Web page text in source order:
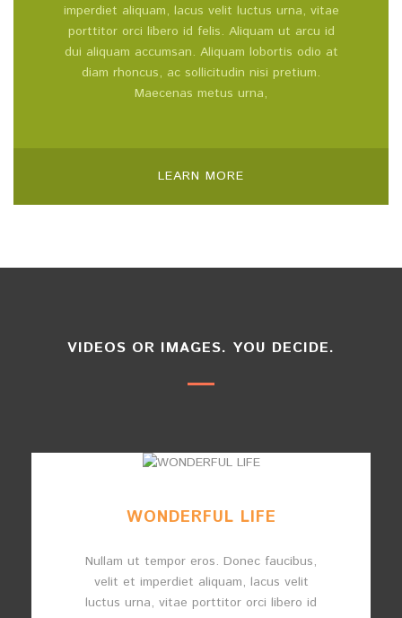
imperdiet aliquam, lacus velit luctus urna, vitae
porttitor orci libero id felis. Aliquam ut arcu id
dui aliquam accumsan. Aliquam lobortis odio at
diam rhoncus, ac sollicitudin nisi pretium.
Maecenas metus urna,
LEARN MORE
VIDEOS OR IMAGES. YOU DECIDE.
WONDERFUL LIFE
Nullam ut tempor eros. Donec faucibus,
velit et imperdiet aliquam, lacus velit
luctus urna, vitae porttitor orci libero id